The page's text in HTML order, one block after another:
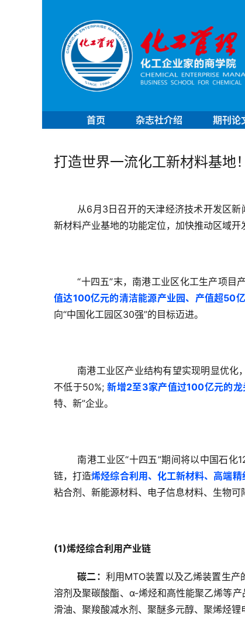
首页 杂志社介绍 期刊论
打造世界一流化工新材料基地
从6月3日召开的天津经济技术开发区
新材料产业基地的功能定位，加快推动区域开
“十四五”末，南港工业区化工生产项目
值达100亿元的清洁能源产业园、产值超50
向“中国化工园区30强”的目标迈进。
南港工业区产业结构有望实现明显优化
不低于50%; 新增2至3家产值过100亿元的龙
特、新”企业。
南港工业区“十四五”期间将以中国石
链，打造烯烃综合利用、化工新材料、高端精
粘合剂、新能源材料、电子信息材料、生物可
(1)烯烃综合利用产业链
碳二： 利用MTO装置以及乙烯装置生
溶剂及聚碳酸酯、α-烯烃和高性能聚乙烯等
滑油、聚羧酸减水剂、聚醚多元醇、聚烯烃锂